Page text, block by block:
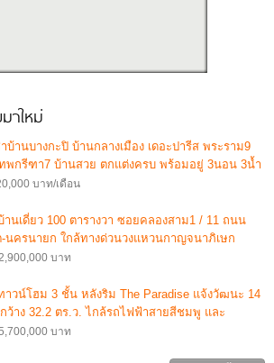
าใหม่
บ้านบางกะปิ บ้านกลางเมือง เดอะปารีส พระราม9
ทพกรีฑา7 บ้านสวย ตกแต่งครบ พร้อมอยู่ 3นอน 3น้ำ
ตัว
บาท/เดือน
านเดี่ยว 100 ตารางวา ซอยคลองสาม1 / 11 ถนน
-นครนายก ใกล้ทางด่วนวงแหวนกาญจนาภิเษก
บาท
าวน์โฮม 3 ชั้น หลังริม The Paradise แจ้งวัฒนะ 14
ว้าง 32.2 ตร.ว. ไกล้รถไฟฟ้าสายสีชมพู และ
วน
บาท